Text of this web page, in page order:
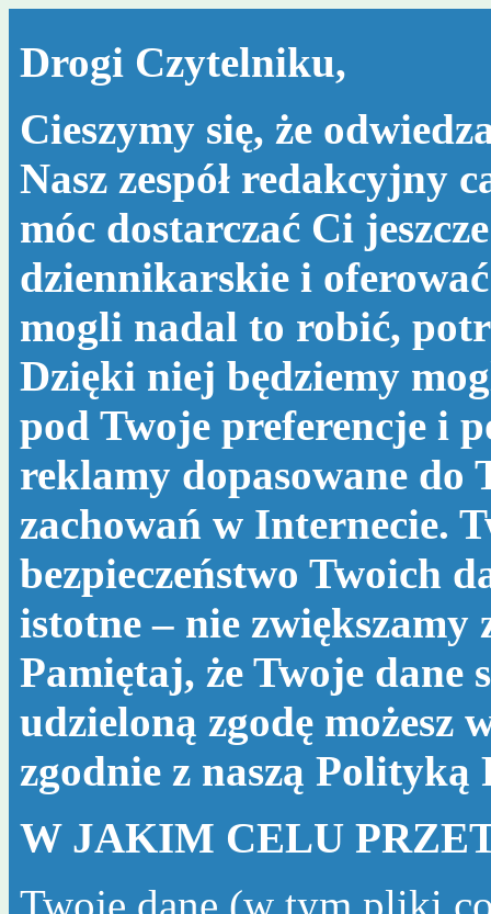
Drogi Czytelniku,
Cieszymy się, że
Nasz zespół redakcyjny
móc dostarczać Ci
dziennikarskie i oferować
mogli nadal to robić,
Dzięki niej będziemy
pod Twoje preferencje i
reklamy dopasowane do
zachowań w Internecie.
bezpieczeństwo Twoich
istotne – nie
Pamiętaj, że Twoje dane
udzieloną zgodę możesz
zgodnie z naszą Polityką
W JAKIM CELU